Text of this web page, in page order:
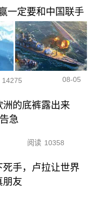
一定要和中国联手
14275 08-05
的底裤露出来
急
阅读 10358
死手，卢拉让世界
朋友